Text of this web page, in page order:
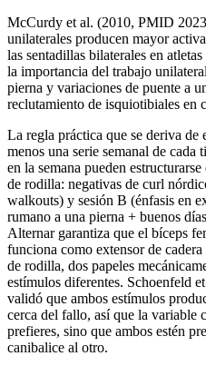
McCurdy et al. (2010, PMID
unilaterales producen mayor
las sentadillas bilaterales en
la importancia del trabajo
pierna y variaciones de puente a
reclutamiento de isquiotibiales en
La regla práctica que se deriva de
menos una serie semanal de
en la semana pueden
de rodilla: negativas de curl
walkouts) y sesión B (énfasis en
rumano a una pierna + buenos
Alternar garantiza que el bíceps
funciona como extensor de
de rodilla, dos papeles
estímulos diferentes. Schoenfeld
validó que ambos estímulos
cerca del fallo, así que la variable
prefieres, sino que ambos estén
canibalice al otro.